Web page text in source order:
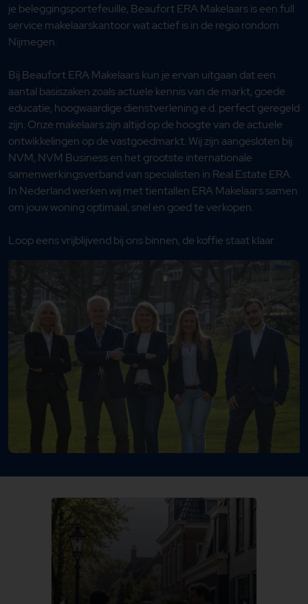
je beleggingsportefeuille, Beaufort ERA Makelaars is een full
service makelaarskantoor wat actief is in de regio rondom
Nijmegen.
Bij Beaufort ERA Makelaars kun je ervan uitgaan dat een
aantal basiszaken zoals actuele kennis van de markt, goede
educatie, hoogwaardige dienstverlening e.d. perfect geregeld
zijn. Onze makelaars zijn altijd op de hoogte van de actuele
ontwikkelingen op de vastgoedmarkt. Wij zijn aangesloten bij
NVM, NVM Business en het grootste internationale
samenwerkingsverband van specialisten in Real Estate ERA.
In Nederland werken wij met tientallen ERA Makelaars samen
om jouw woning optimaal, snel en goed te verkopen.
Loop eens vrijblijvend bij ons binnen, de koffie staat klaar.